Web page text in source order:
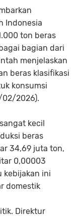
Indonesia
ton beras
bagian dari
menjelaskan
beras klasifikasi
konsumsi
02/2026).
kecil
beras
34,69 juta ton,
0,00003
kebijakan ini
domestik
Direktur